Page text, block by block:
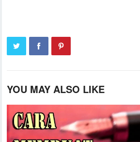
YOU MAY ALSO LIKE